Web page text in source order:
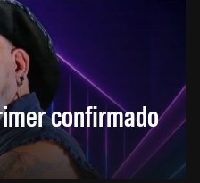
confirmado